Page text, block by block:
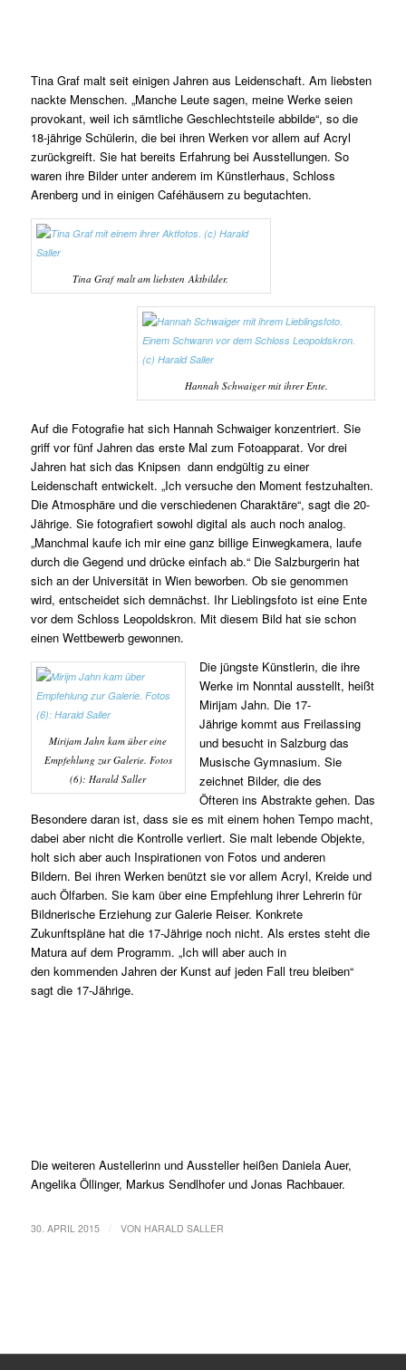
Tina Graf malt seit einigen Jahren aus Leidenschaft. Am liebsten
nackte Menschen. „Manche Leute sagen, meine Werke seien
provokant, weil ich sämtliche Geschlechtsteile abbilde“, so die
18-jährige Schülerin, die bei ihren Werken vor allem auf Acryl
zurückgreift. Sie hat bereits Erfahrung bei Ausstellungen. So
waren ihre Bilder unter anderem im Künstlerhaus, Schloss
Arenberg und in einigen Caféhäusern zu begutachten.
Tina Graf malt am liebsten Aktbilder.
Hannah Schwaiger mit ihrer Ente.
Auf die Fotografie hat sich Hannah Schwaiger konzentriert. Sie
griff vor fünf Jahren das erste Mal zum Fotoapparat. Vor drei
Jahren hat sich das Knipsen dann endgültig zu einer
Leidenschaft entwickelt. „Ich versuche den Moment festzuhalten.
Die Atmosphäre und die verschiedenen Charaktäre“, sagt die 20-
Jährige. Sie fotografiert sowohl digital als auch noch analog.
„Manchmal kaufe ich mir eine ganz billige Einwegkamera, laufe
durch die Gegend und drücke einfach ab.“ Die Salzburgerin hat
sich an der Universität in Wien beworben. Ob sie genommen
wird, entscheidet sich demnächst. Ihr Lieblingsfoto ist eine Ente
vor dem Schloss Leopoldskron. Mit diesem Bild hat sie schon
einen Wettbewerb gewonnen.
Mirijam Jahn kam über eine
Empfehlung zur Galerie. Fotos
(6): Harald Saller
Die jüngste Künstlerin, die ihre
Werke im Nonntal ausstellt, heißt
Mirijam Jahn. Die 17-
Jährige kommt aus Freilassing
und besucht in Salzburg das
Musische Gymnasium. Sie
zeichnet Bilder, die des
Öfteren ins Abstrakte gehen. Das
Besondere daran ist, dass sie es mit einem hohen Tempo macht,
dabei aber nicht die Kontrolle verliert. Sie malt lebende Objekte,
holt sich aber auch Inspirationen von Fotos und anderen
Bildern. Bei ihren Werken benützt sie vor allem Acryl, Kreide und
auch Ölfarben. Sie kam über eine Empfehlung ihrer Lehrerin für
Bildnerische Erziehung zur Galerie Reiser. Konkrete
Zukunftspläne hat die 17-Jährige noch nicht. Als erstes steht die
Matura auf dem Programm. „Ich will aber auch in
den kommenden Jahren der Kunst auf jeden Fall treu bleiben“
sagt die 17-Jährige.
Die weiteren Austellerinn und Aussteller heißen Daniela Auer,
Angelika Öllinger, Markus Sendlhofer und Jonas Rachbauer.
30. APRIL 2015 VON HARALD SALLER